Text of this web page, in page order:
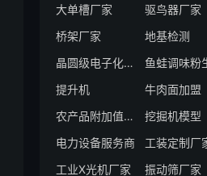
大单槽厂家
驱鸟器厂家
桥架厂家
地基检测
晶圆级电子化学品供应商
提升机
牛肉面加盟
农产品附加值服务商
挖掘机模型
电力设备服务商
工装定制厂
工业X光机厂家
振动筛厂家